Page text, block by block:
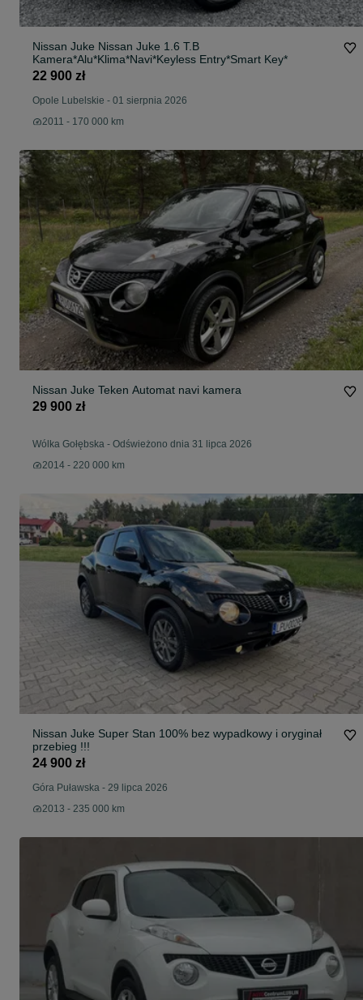
Nissan Juke Nissan Juke 1.6 T.B
Kamera*Alu*Klima*Navi*Keyless Entry*Smart Key*
22 900 zł
Opole Lubelskie - 01 sierpnia 2026
2011 - 170 000 km
Nissan Juke Teken Automat navi kamera
29 900 zł
Wólka Gołębska - Odświeżono dnia 31 lipca 2026
2014 - 220 000 km
Nissan Juke Super Stan 100% bez wypadkowy i oryginał
przebieg !!!
24 900 zł
Góra Puławska - 29 lipca 2026
2013 - 235 000 km